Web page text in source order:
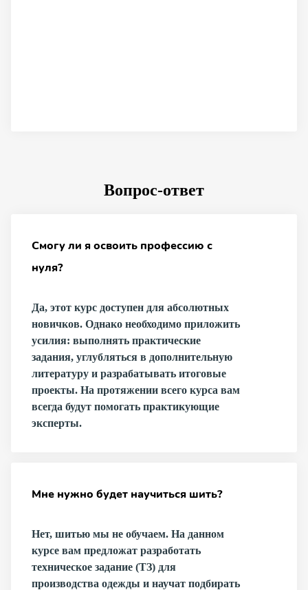
Вопрос-ответ
Смогу ли я освоить профессию с
нуля?
Да, этот курс доступен для абсолютных
новичков. Однако необходимо приложить
усилия: выполнять практические
задания, углубляться в дополнительную
литературу и разрабатывать итоговые
проекты. На протяжении всего курса вам
всегда будут помогать практикующие
эксперты.
Мне нужно будет научиться шить?
Нет, шитью мы не обучаем. На данном
курсе вам предложат разработать
техническое задание (ТЗ) для
производства одежды и научат подбирать